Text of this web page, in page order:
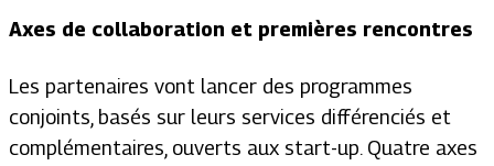
Axes de collaboration et premières rencontres
Les partenaires vont lancer des programmes
conjoints, basés sur leurs services différenciés et
complémentaires, ouverts aux start-up. Quatre axes